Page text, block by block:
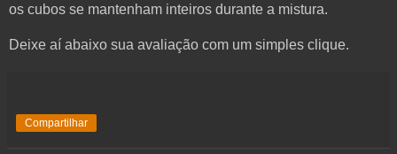
os cubos se mantenham inteiros durante a mistura.
Deixe aí abaixo sua avaliação com um simples clique.
Compartilhar